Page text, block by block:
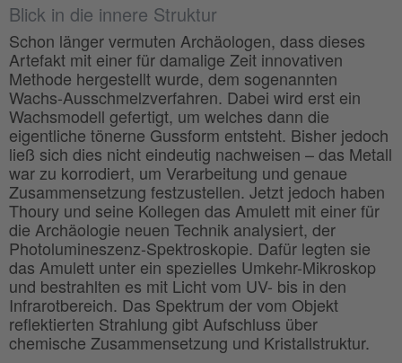
Blick in die innere Struktur
Schon länger vermuten Archäologen, dass dieses
Artefakt mit einer für damalige Zeit innovativen
Methode hergestellt wurde, dem sogenannten
Wachs-Ausschmelzverfahren. Dabei wird erst ein
Wachsmodell gefertigt, um welches dann die
eigentliche tönerne Gussform entsteht. Bisher jedoch
ließ sich dies nicht eindeutig nachweisen – das Metall
war zu korrodiert, um Verarbeitung und genaue
Zusammensetzung festzustellen. Jetzt jedoch haben
Thoury und seine Kollegen das Amulett mit einer für
die Archäologie neuen Technik analysiert, der
Photolumineszenz-Spektroskopie. Dafür legten sie
das Amulett unter ein spezielles Umkehr-Mikroskop
und bestrahlten es mit Licht vom UV- bis in den
Infrarotbereich. Das Spektrum der vom Objekt
reflektierten Strahlung gibt Aufschluss über
chemische Zusammensetzung und Kristallstruktur.